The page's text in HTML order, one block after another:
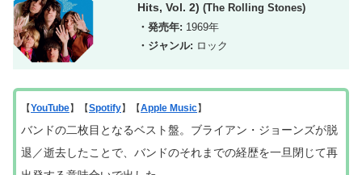
Hits, Vol. 2) (The Rolling Stones)
・発売年: 1969年
・ジャンル: ロック
【YouTube】【Spotify】【Apple Music】
バンドの二枚目となるベスト盤。ブライアン・ジョーンズが脱
退／逝去したことで、バンドのそれまでの経歴を一旦閉じて再